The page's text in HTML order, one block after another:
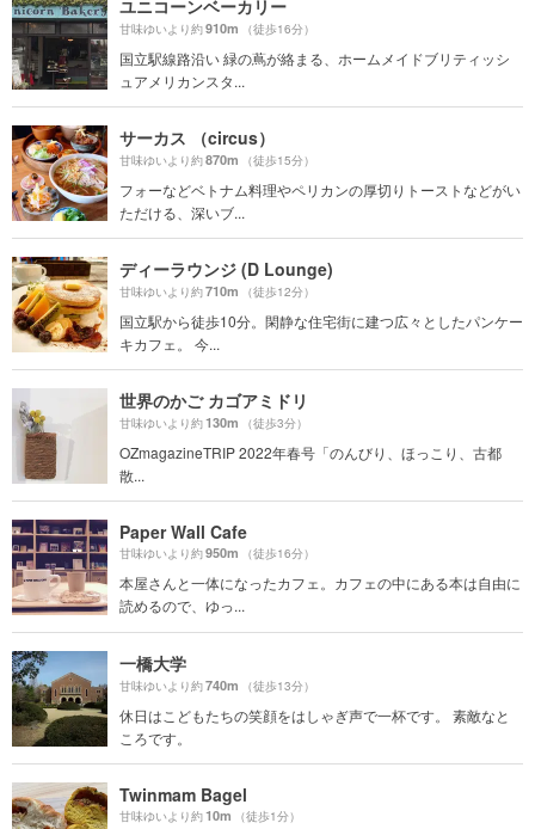
ユニコーンベーカリー
甘味ゆいより約910m （徒歩16分）
国立駅線路沿い 緑の蔦が絡まる、ホームメイドブリティッシ
ュアメリカンスタ...
サーカス （circus）
甘味ゆいより約870m （徒歩15分）
フォーなどベトナム料理やペリカンの厚切りトーストなどがい
ただける、深いブ...
ディーラウンジ (D Lounge)
甘味ゆいより約710m （徒歩12分）
国立駅から徒歩10分。閑静な住宅街に建つ広々としたパンケー
キカフェ。 今...
世界のかご カゴアミドリ
甘味ゆいより約130m （徒歩3分）
OZmagazineTRIP 2022年春号「のんびり、ほっこり、古都
散...
Paper Wall Cafe
甘味ゆいより約950m （徒歩16分）
本屋さんと一体になったカフェ。カフェの中にある本は自由に
読めるので、ゆっ...
一橋大学
甘味ゆいより約740m （徒歩13分）
休日はこどもたちの笑顔をはしゃぎ声で一杯です。 素敵なと
ころです。
Twinmam Bagel
甘味ゆいより約10m （徒歩1分）